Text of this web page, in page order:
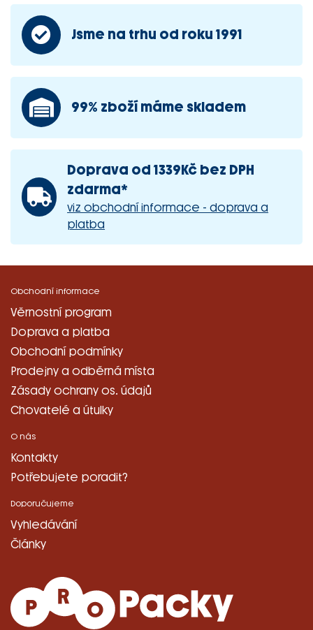
Jsme na trhu od roku 1991
99% zboží máme skladem
Doprava od 1339Kč bez DPH
zdarma*
viz obchodní informace - doprava a
platba
Obchodní informace
Věrnostní program
Doprava a platba
Obchodní podmínky
Prodejny a odběrná místa
Zásady ochrany os. údajů
Chovatelé a útulky
O nás
Kontakty
Potřebujete poradit?
Doporučujeme
Vyhledávání
Články